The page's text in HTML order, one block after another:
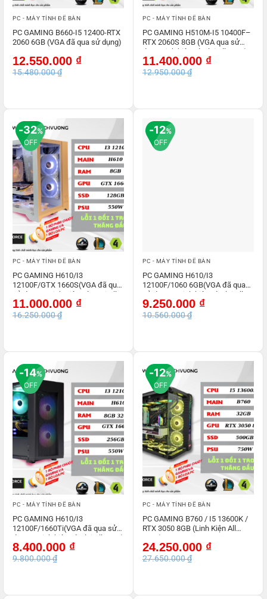
PC - MÁY TÍNH ĐỂ BÀN
PC GAMING B660-I5 12400-RTX
2060 6GB (VGA đã qua sử dụng)
15.480.000₫
Giá
gốc
là:
12.550.000 ₫
Giá
hiện
tại
PC - MÁY TÍNH ĐỂ BÀN
PC GAMING H510M-I5 10400F–
RTX 2060S 8GB (VGA qua sử
dụng-Linh kiện còn lại All NEW)
12.950.000₫
Giá
gốc
là:
11.400.000 ₫
Giá
hiện
tại
32%
OFF
PC - MÁY TÍNH ĐỂ BÀN
PC GAMING H610/I3
12100F/GTX 1660S(VGA đã qua
sử dụng – Linh Kiện Còn Lại All
NEW)
16.250.000₫
Giá
gốc
là:
11.000.000 ₫
Giá
hiện
tại
12%
OFF
PC - MÁY TÍNH ĐỂ BÀN
PC GAMING H610/I3
12100F/1060 6GB(VGA đã qua
sử dụng – Linh kiện còn lại All
NEW)
10.560.000₫
Giá
gốc
là:
9.250.000 ₫
Giá
hiện
tại
14%
OFF
PC - MÁY TÍNH ĐỂ BÀN
PC GAMING H610/I3
12100F/1660Ti(VGA đã qua sử
dụng – Linh kiện còn lại All NEW)
9.800.000₫
Giá
gốc
là:
8.400.000 ₫
Giá
hiện
tại
12%
OFF
PC - MÁY TÍNH ĐỂ BÀN
PC GAMING B760 / I5 13600K /
RTX 3050 8GB (Linh Kiện All
NEW)
27.650.000₫
Giá
gốc
là:
24.250.000 ₫
Giá
hiện
tại